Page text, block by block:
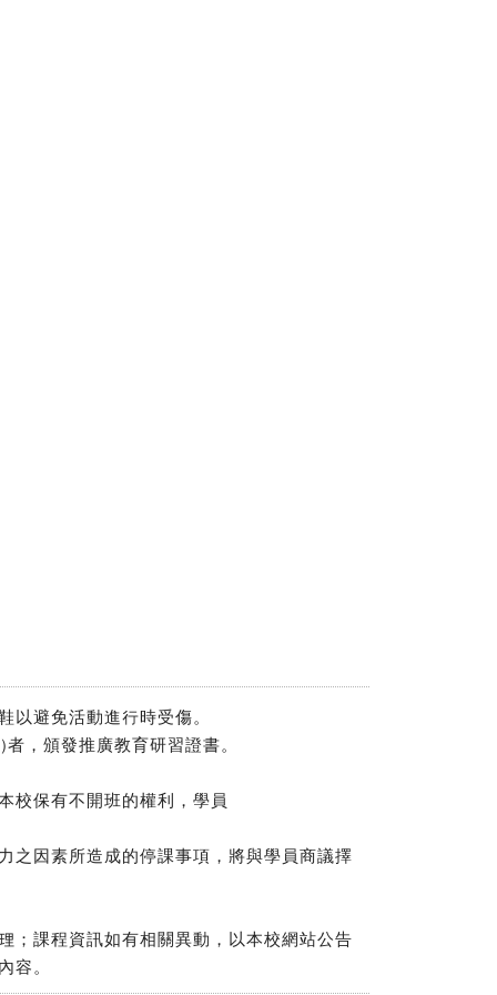
以避免活動進行時受傷。
，頒發推廣教育研習證書。
校保有不開班的權利，學員
之因素所造成的停課事項，將與學員商議擇
；課程資訊如有相關異動，以本校網站公告
容。